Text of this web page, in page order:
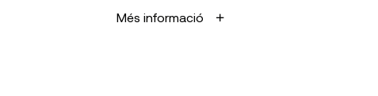
Més informació